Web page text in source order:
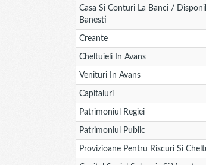
Casa Si Conturi La Banci /
Banesti
Creante
Cheltuieli In Avans
Venituri In Avans
Capitaluri
Patrimoniul Regiei
Patrimoniul Public
Provizioane Pentru Riscuri Si